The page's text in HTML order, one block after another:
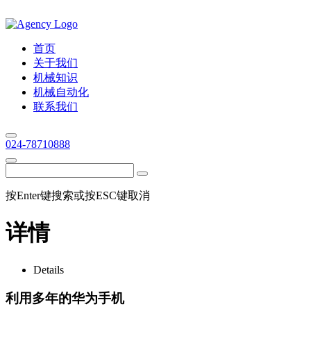
首页
关于我们
机械知识
机械自动化
联系我们
024-78710888
按Enter键搜索或按ESC键取消
详情
Details
利用多年的华为手机